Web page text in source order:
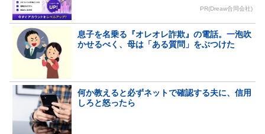
PR(Dreaw合同会社)
息子を名乗る『オレオレ詐欺』の電話。一泡吹
かせるべく、母は「ある質問」をぶつけた
何か教えると必ずネットで確認する夫に、信用
しろと怒ったら